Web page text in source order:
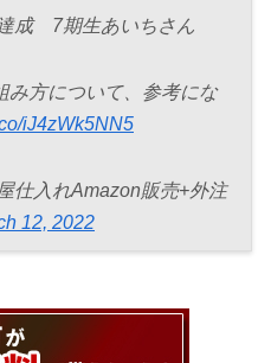
成 7期生あいちさん
み方について、参考にな
iJ4zWk5NN5
仕入れAmazon販売+外注
12, 2022